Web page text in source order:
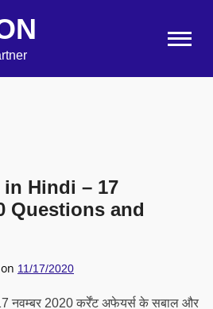
Hindi – 17
Questions and
11/17/2020
नवम्बर 2020 कर्रेंट अफेयर्स के सबाल और